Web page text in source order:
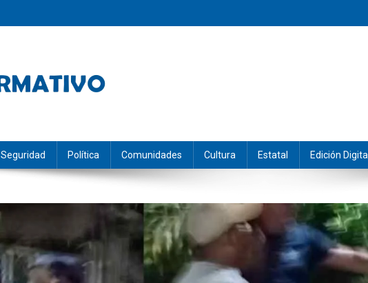
Seguridad Política Comunidades Cultura Estatal Edición Digital